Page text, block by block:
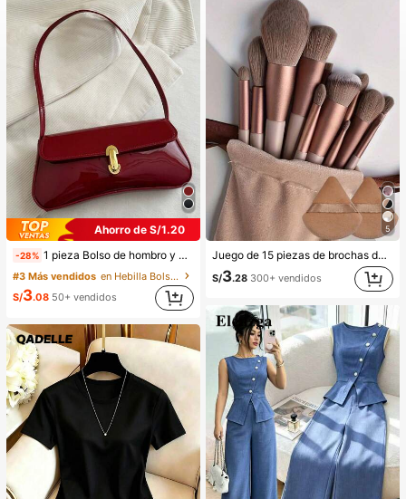
Ahorro de S/1.20
-28% 1 pieza Bolso de hombro y bandolera de cuero sintético aceitado retro para mujer, adecuado para citas, salidas, fiestas, banquetes, estética
#3 Más vendidos
en Hebilla Bolsos De Hombro De Mujer
S/3.08 50+ vendidos
5
Juego de 15 piezas de brochas de maquillaje, incluye 2 piezas de esponjas de polvo triangulares marrones, suaves y ajustadas, también 13 piezas de juego de brochas de maquillaje, rubor, lápiz labial líquido, lápiz de cejas, brillo labial, corrector, sombra de ojos, iluminador, contorno, base, primer, maquillaje de marca, polvo suelto, contorno, iluminador, spray fijador, sombra de ojos, rubor, maquillaje coreano, regalo para mujeres, regalo para niñas
S/3.28 300+ vendidos